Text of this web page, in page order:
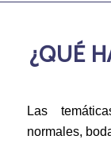
¿QUÉ
Las
normales,